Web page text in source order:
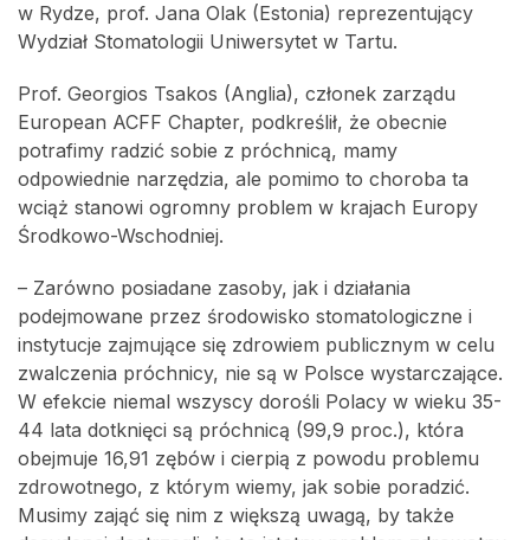
w Rydze, prof. Jana Olak (Estonia) reprezentujący
Wydział Stomatologii Uniwersytet w Tartu.
Prof. Georgios Tsakos (Anglia), członek zarządu
European ACFF Chapter, podkreślił, że obecnie
potrafimy radzić sobie z próchnicą, mamy
odpowiednie narzędzia, ale pomimo to choroba ta
wciąż stanowi ogromny problem w krajach Europy
Środkowo-Wschodniej.
– Zarówno posiadane zasoby, jak i działania
podejmowane przez środowisko stomatologiczne i
instytucje zajmujące się zdrowiem publicznym w celu
zwalczenia próchnicy, nie są w Polsce wystarczające.
W efekcie niemal wszyscy dorośli Polacy w wieku 35-
44 lata dotknięci są próchnicą (99,9 proc.), która
obejmuje 16,91 zębów i cierpią z powodu problemu
zdrowotnego, z którym wiemy, jak sobie poradzić.
Musimy zająć się nim z większą uwagą, by także